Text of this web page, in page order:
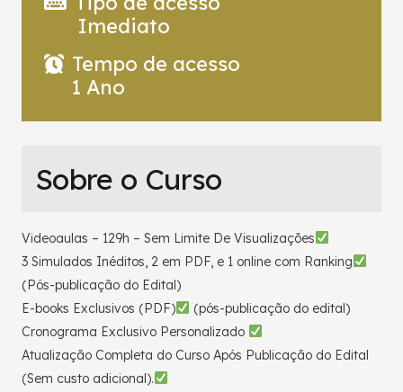
Imediato
Tempo de acesso
1 Ano
Sobre o Curso
Videoaulas – 129h – Sem Limite De Visualizações
3 Simulados Inéditos, 2 em PDF, e 1 online com Ranking
(Pós-publicação do Edital)
E-books Exclusivos (PDF)
(pós-publicação do edital)
Cronograma Exclusivo Personalizado
Atualização Completa do Curso Após Publicação do Edital
(Sem custo adicional).